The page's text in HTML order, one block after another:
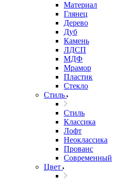
Материал
Глянец
Дерево
Дуб
Камень
ЛДСП
МДФ
Мрамор
Пластик
Стекло
Стиль
Стиль
Классика
Лофт
Неоклассика
Прованс
Современный
Цвет